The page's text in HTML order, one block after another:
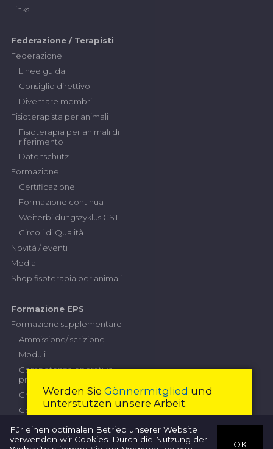
Links
Federazione / Terapisti
Federazione
Linee guida
Consiglio direttivo
Diventare membri
Fisioterapista per animali
Fisioterapia per animali di
riferimento
Datenschutz
Formazione
Certificazione
Formazione continua
Weiterbildungszyklus CST
Circoli di Qualità
Novità / eventi
Media
Shop fisoterapia per animali
Formazione EPS
Formazione supplementare
Ammissione/Iscrizione
Moduli
Competenze operative
professionali
Criteri di prestazione
Contributi
Esame professionale superiore
Commissione d'esame
Werden Sie Gönnermitglied und
unterstützen unsere Arbeit.
Diventare membro Chiudi
Für einen optimalen Betrieb unserer Website
verwenden wir Cookies. Durch die Nutzung der
OK